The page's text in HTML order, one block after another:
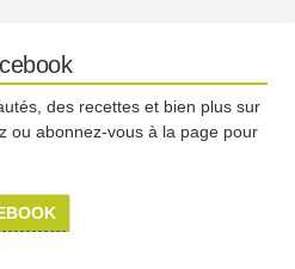
des recettes et bien plus sur
ou abonnez-vous à la page pour